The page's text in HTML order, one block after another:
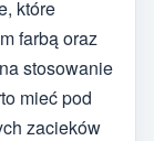
które
farbą oraz
stosowanie
mieć pod
zacieków